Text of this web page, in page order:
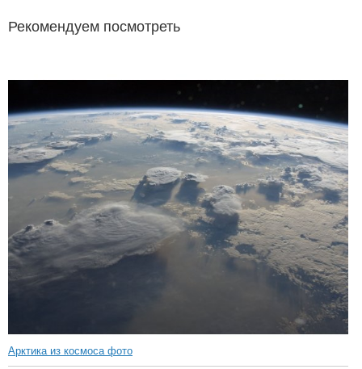
Рекомендуем посмотреть
Арктика из космоса фото